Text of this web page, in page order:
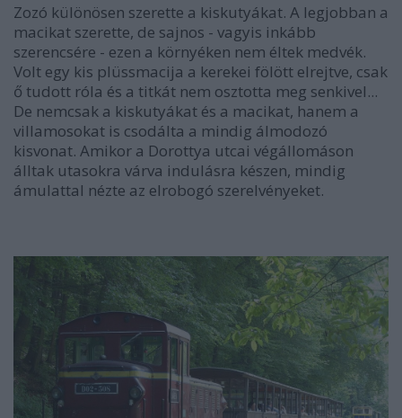
Zozó különösen szerette a kiskutyákat. A legjobban a
macikat szerette, de sajnos - vagyis inkább
szerencsére - ezen a környéken nem éltek medvék.
Volt egy kis plüssmacija a kerekei fölött elrejtve, csak
ő tudott róla és a titkát nem osztotta meg senkivel...
De nemcsak a kiskutyákat és a macikat, hanem a
villamosokat is csodálta a mindig álmodozó
kisvonat. Amikor a Dorottya utcai végállomáson
álltak utasokra várva indulásra készen, mindig
ámulattal nézte az elrobogó szerelvényeket.